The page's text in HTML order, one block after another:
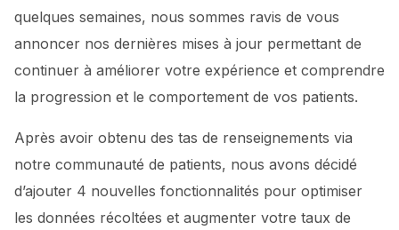
quelques semaines, nous sommes ravis de vous
annoncer nos dernières mises à jour permettant de
continuer à améliorer votre expérience et comprendre
la progression et le comportement de vos patients.
Après avoir obtenu des tas de renseignements via
notre communauté de patients, nous avons décidé
d’ajouter 4 nouvelles fonctionnalités pour optimiser
les données récoltées et augmenter votre taux de